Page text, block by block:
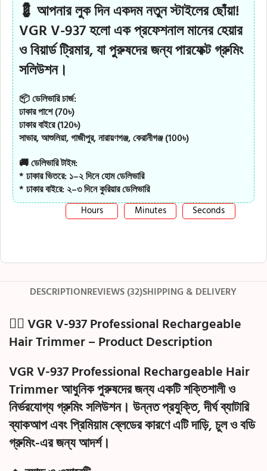
💈 আপনার লুক দিন একদম নতুন স্টাইলের ছোঁয়া!
VGR V-937 হলো এক প্রফেশনাল মানের হেয়ার
ও বিয়ার্ড ট্রিমার, যা পুরুষদের জন্য পারফেক্ট গ্রুমিং
সলিউশন।
📦 ডেলিভারি চার্জ:
ঢাকার পাশে (70৳)
ঢাকার বাইরে (120৳)
সাভার, আশুলিয়া, গাজীপুর, নারায়ণগঞ্জ, কেরানীগঞ্জ (100৳)
🚚 ডেলিভারি টাইম:
* ঢাকার ভিতরে: ১–২ দিনে হোম ডেলিভারি
* ঢাকার বাইরে: ২–৩ দিনে কুরিয়ার ডেলিভারি
Hours Minutes Seconds
DESCRIPTIONREVIEWS (32)SHIPPING & DELIVERY
🧔‍♂️ VGR V-937 Professional Rechargeable
Hair Trimmer – Product Description
VGR V-937 Professional Rechargeable Hair
Trimmerআধুনিক পুরুষদের জন্য একটি শক্তিশালী ও
নির্ভরযোগ্য গ্রুমিং সলিউশন। উন্নত প্রযুক্তি, দীর্ঘ ব্যাটারি
ব্যাকআপ এবং প্রিমিয়াম ব্লেডের কারণে এটি দাড়ি, চুল ও বডি
গ্রুমিং-এর জন্য আদর্শ।